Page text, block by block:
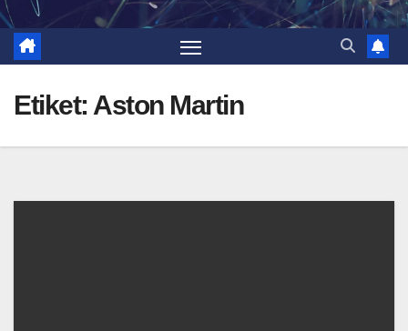
Etiket: Aston Martin